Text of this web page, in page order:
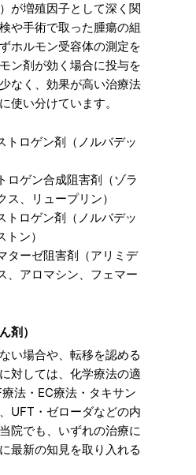
が増殖因子として深く関
や手術で取った腫瘍の組
ホルモン受容体の測定を
ン剤が効く場合に投与を
なく、効果が高い治療法
使い分けています。
トロゲン剤（ノルバデッ
ロゲン合成阻害剤（ゾラ
ス、リュープリン）
トロゲン剤（ノルバデッ
ン）
ターゼ阻害剤（アリミデ
、アロマシン、フェマー
剤）
い場合や、転移を認める
対しては、化学療法の適
法・EC療法・タキサン
UFT・ゼローダなどの内
院でも、いずれの治療に
最新の知見を取り入れる